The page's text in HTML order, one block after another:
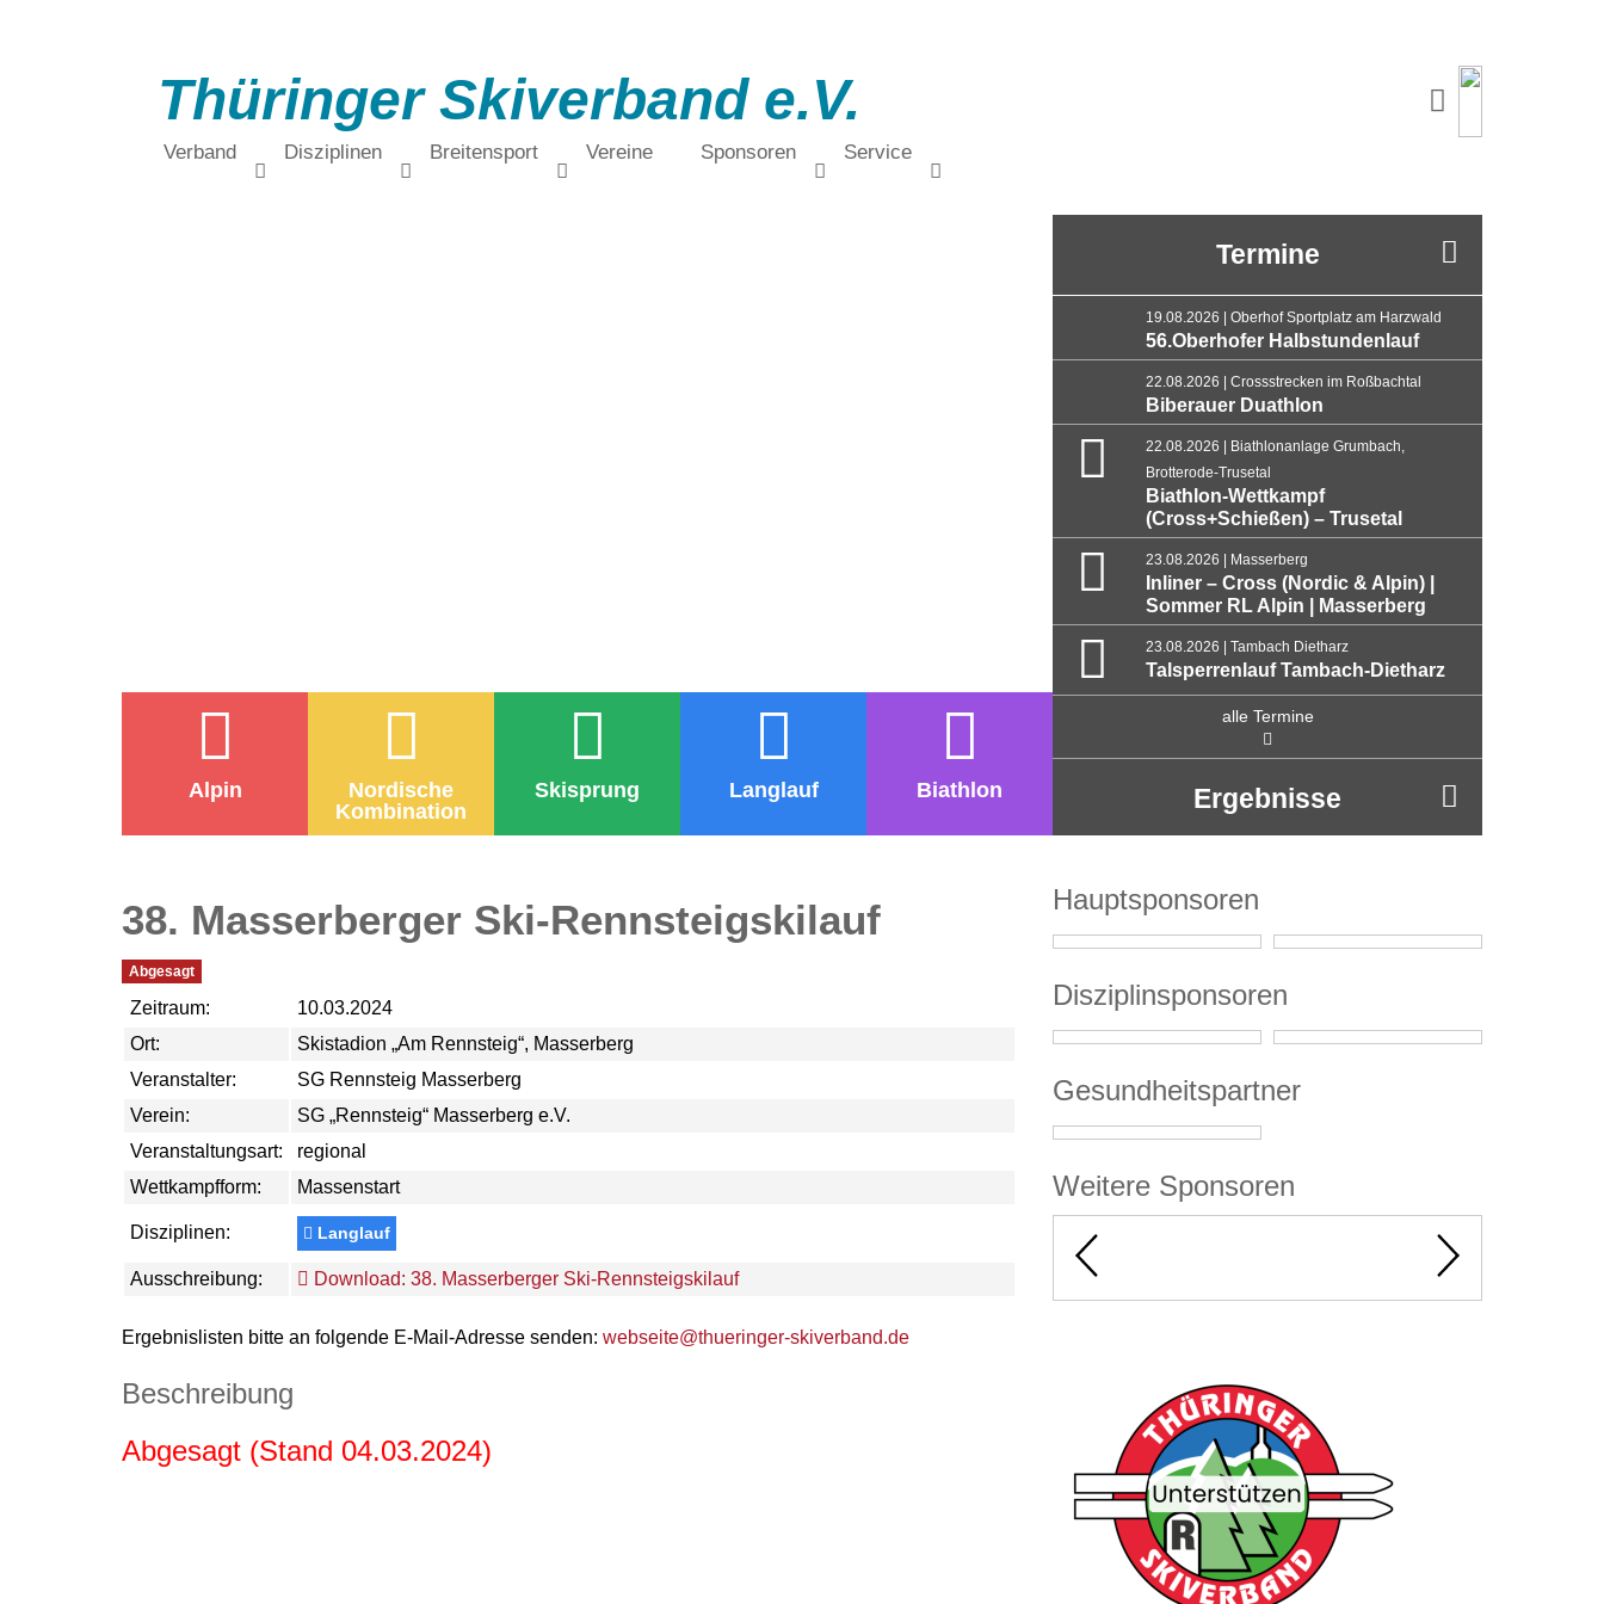
Thüringer Skiverband e.V.
Verband Disziplinen Breitensport Vereine Sponsoren Service
Alpin
Nordische
Kombination
Skisprung Langlauf Biathlon
Termine
19.08.2026 | Oberhof Sportplatz am Harzwald
56.Oberhofer Halbstundenlauf
22.08.2026 | Crossstrecken im Roßbachtal
Biberauer Duathlon
22.08.2026 | Biathlonanlage Grumbach,
Brotterode-Trusetal
Biathlon-Wettkampf
(Cross+Schießen) – Trusetal
23.08.2026 | Masserberg
Inliner – Cross (Nordic & Alpin) |
Sommer RL Alpin | Masserberg
23.08.2026 | Tambach Dietharz
Talsperrenlauf Tambach-Dietharz
alle Termine
Ergebnisse
38. Masserberger Ski-Rennsteigskilauf
Abgesagt
Zeitraum:
10.03.2024
Ort:
Skistadion „Am Rennsteig“, Masserberg
Veranstalter:
SG Rennsteig Masserberg
Verein:
SG „Rennsteig“ Masserberg e.V.
Veranstaltungsart:
regional
Wettkampfform:
Massenstart
Disziplinen: Langlauf
Ausschreibung: Download: 38. Masserberger Ski-Rennsteigskilauf
Ergebnislisten bitte an folgende E-Mail-Adresse senden: webseite@thueringer-skiverband.de
Beschreibung
Abgesagt (Stand 04.03.2024)
Hauptsponsoren
Disziplinsponsoren
Gesundheitspartner
Weitere Sponsoren